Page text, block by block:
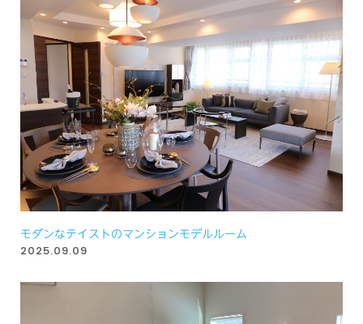
モダンなテイストのマンションモデルルーム
2025.09.09